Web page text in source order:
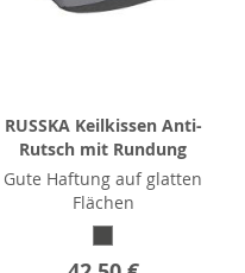
RUSSKA Keilkissen Anti-
Rutsch mit Rundung
Gute Haftung auf glatten
Flächen